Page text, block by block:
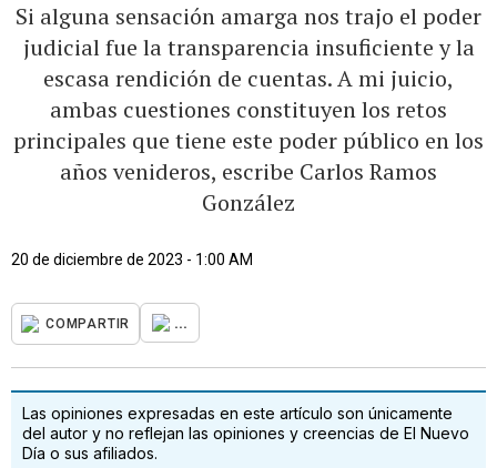
Si alguna sensación amarga nos trajo el poder
judicial fue la transparencia insuficiente y la
escasa rendición de cuentas. A mi juicio,
ambas cuestiones constituyen los retos
principales que tiene este poder público en los
años venideros, escribe Carlos Ramos
González
20 de diciembre de 2023 - 1:00 AM
COMPARTIR ...
Las opiniones expresadas en este artículo son únicamente
del autor y no reflejan las opiniones y creencias de El Nuevo
Día o sus afiliados.